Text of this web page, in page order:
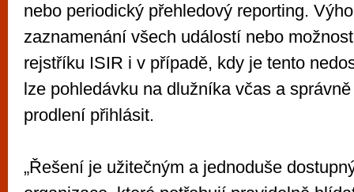
nebo periodický přehledový reporting.
zaznamenání všech událostí nebo
rejstříku ISIR i v případě, kdy je tento
lze pohledávku na dlužníka včas a
prodlení přihlásit.
„Řešení je užitečným a jednoduše